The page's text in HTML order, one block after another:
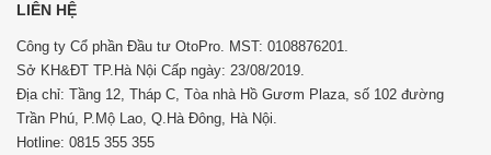
LIÊN HỆ
Công ty Cổ phần Đầu tư OtoPro. MST: 0108876201.
Sở KH&ĐT TP.Hà Nội Cấp ngày: 23/08/2019.
Địa chỉ: Tầng 12, Tháp C, Tòa nhà Hồ Gươm Plaza, số 102 đường
Trần Phú, P.Mộ Lao, Q.Hà Đông, Hà Nội.
Hotline: 0815 355 355